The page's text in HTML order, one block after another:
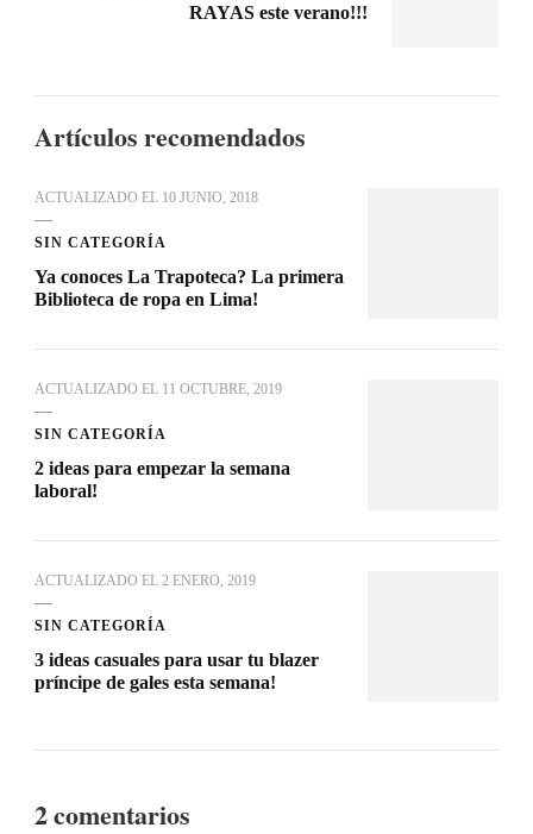
RAYAS este verano!!!
Artículos recomendados
ACTUALIZADO EL 10 JUNIO, 2018
SIN CATEGORÍA
Ya conoces La Trapoteca? La primera
Biblioteca de ropa en Lima!
ACTUALIZADO EL 11 OCTUBRE, 2019
SIN CATEGORÍA
2 ideas para empezar la semana
laboral!
ACTUALIZADO EL 2 ENERO, 2019
SIN CATEGORÍA
3 ideas casuales para usar tu blazer
príncipe de gales esta semana!
2 comentarios